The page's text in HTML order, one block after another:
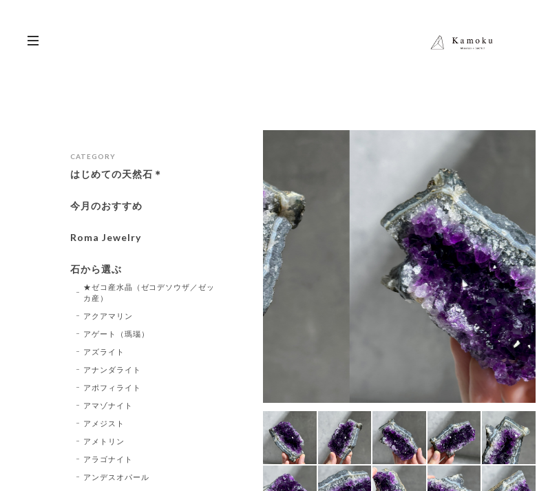
CATEGORY
はじめての天然石＊
今月のおすすめ
Roma Jewelry
石から選ぶ
★ゼコ産水晶（ゼコデソウザ／ゼッ
カ産）
アクアマリン
アゲート（瑪瑙）
アズライト
アナンダライト
アポフィライト
アマゾナイト
アメジスト
アメトリン
アラゴナイト
アンデスオパール